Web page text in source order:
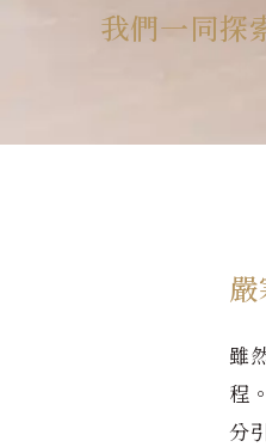
我們一同探
雖
程
分